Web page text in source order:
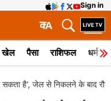
Sign in
A
क
खेल पैसा राशिफल धर्म
सकता है', जेल से निकलने के बाद